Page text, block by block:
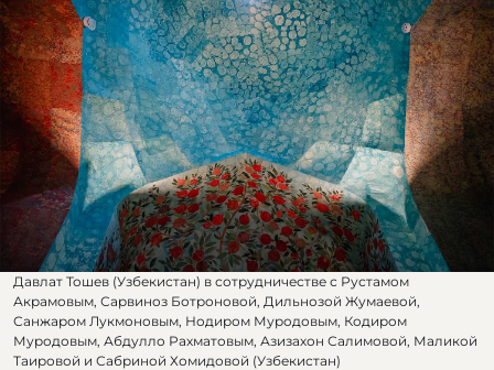
Давлат Тошев (Узбекистан) в сотрудничестве с Рустамом
Акрамовым, Сарвиноз Ботроновой, Дильнозой Жумаевой,
Санжаром Лукмоновым, Нодиром Муродовым, Кодиром
Муродовым, Абдулло Рахматовым, Азизахон Салимовой, Маликой
Таировой и Сабриной Хомидовой (Узбекистан)